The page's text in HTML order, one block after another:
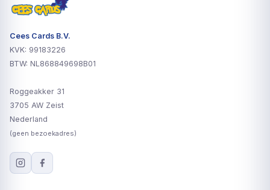
Cees Cards B.V.
KVK: 99183226
BTW: NL868849698B01
Roggeakker 31
3705 AW Zeist
Nederland
(geen bezoekadres)